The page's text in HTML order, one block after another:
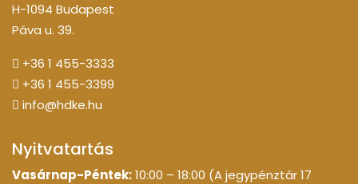
H-1094 Budapest
Páva u. 39.
+36 1 455-3333
+36 1 455-3399
info@hdke.hu
Nyitvatartás
Vasárnap-Péntek:10:00 – 18:00 (A jegypénztár 17